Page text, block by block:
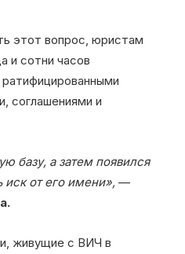
этот вопрос, юристам
и сотни часов
соглашениями и
базу, а затем появился
от его имени», —
живущие с ВИЧ в